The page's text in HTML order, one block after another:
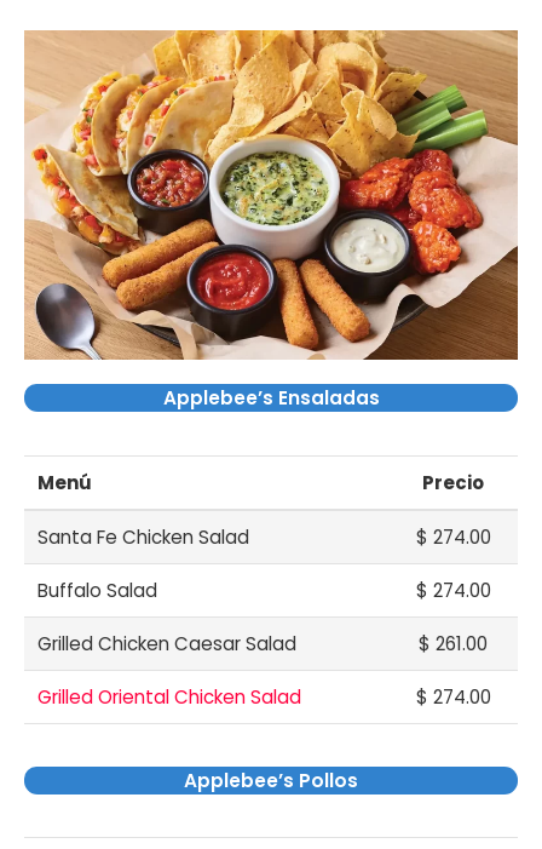
Applebee’s Ensaladas
Menú Precio
Santa Fe Chicken Salad $ 274.00
Buffalo Salad $ 274.00
Grilled Chicken Caesar Salad $ 261.00
Grilled Oriental Chicken Salad $ 274.00
Applebee’s Pollos